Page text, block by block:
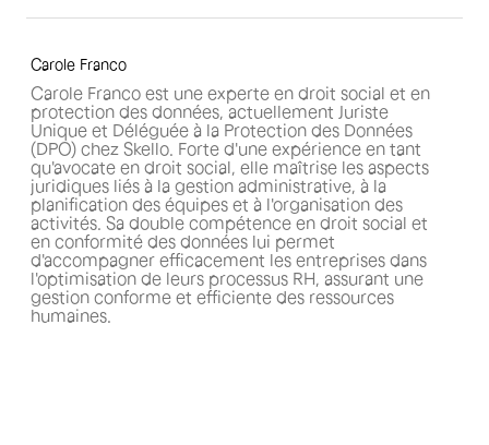
Carole Franco
Carole Franco est une experte en droit social et en
protection des données, actuellement Juriste
Unique et Déléguée à la Protection des Données
(DPO) chez Skello. Forte d'une expérience en tant
qu'avocate en droit social, elle maîtrise les aspects
juridiques liés à la gestion administrative, à la
planification des équipes et à l'organisation des
activités. Sa double compétence en droit social et
en conformité des données lui permet
d'accompagner efficacement les entreprises dans
l'optimisation de leurs processus RH, assurant une
gestion conforme et efficiente des ressources
humaines.